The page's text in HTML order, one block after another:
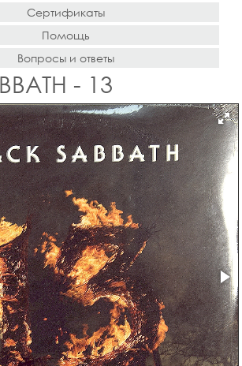
Сертификаты
Помощь
Вопросы и ответы
- 13